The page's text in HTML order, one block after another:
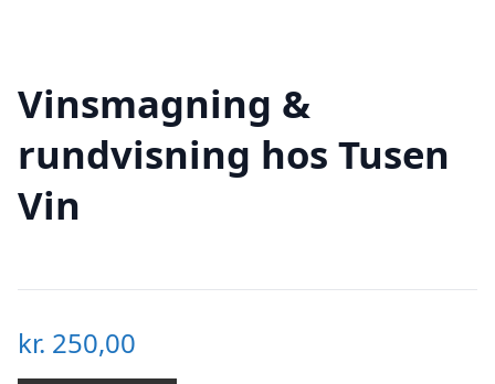
Vinsmagning &
rundvisning hos Tusen
Vin
kr. 250,00